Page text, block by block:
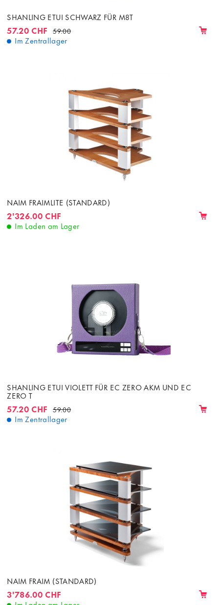
SHANLING ETUI SCHWARZ FÜR M8T
57.20 CHF 59.00
Im Zentrallager
NAIM FRAIMLITE (STANDARD)
2'326.00 CHF
Im Laden am Lager
SHANLING ETUI VIOLETT FÜR EC ZERO AKM UND EC
ZERO T
57.20 CHF 59.00
Im Zentrallager
NAIM FRAIM (STANDARD)
3'786.00 CHF